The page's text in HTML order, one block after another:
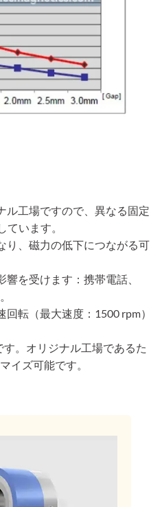
ル工場ですので、異なる固定
います。
り、磁力の低下につながる可
を受けます：携帯電話、
転（最大速度：1500 rpm）
す。オリジナル工場であるた
イズ可能です。